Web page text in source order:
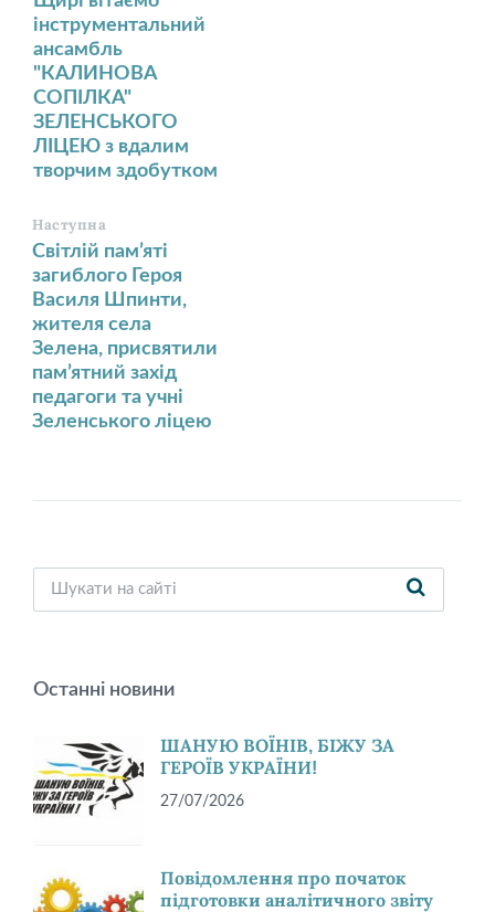
інструментальний
ансамбль
"КАЛИНОВА
СОПІЛКА"
ЗЕЛЕНСЬКОГО
ЛІЦЕЮ з вдалим
творчим здобутком
Наступна
Світлій пам’яті
загиблого Героя
Василя Шпинти,
жителя села
Зелена, присвятили
пам’ятний захід
педагоги та учні
Зеленського ліцею
Останні новини
ШАНУЮ ВОЇНІВ, БІЖУ ЗА
ГЕРОЇВ УКРАЇНИ!
27/07/2026
Повідомлення про початок
підготовки аналітичного звіту